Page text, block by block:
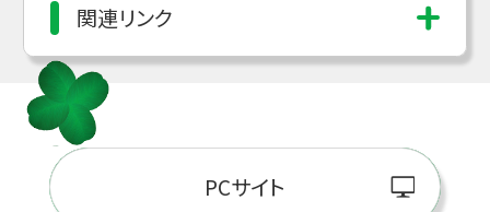
関連リンク
PCサイト